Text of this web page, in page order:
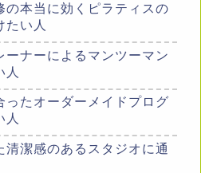
の本当に効くピラティスの
たい人
ーナーによるマンツーマン
人
ったオーダーメイドプログ
人
清潔感のあるスタジオに通